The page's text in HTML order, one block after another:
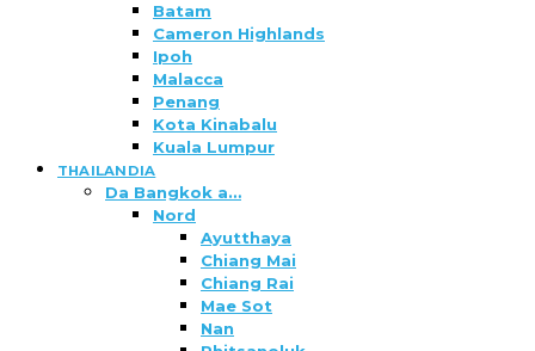
Batam
Cameron Highlands
Ipoh
Malacca
Penang
Kota Kinabalu
Kuala Lumpur
THAILANDIA
Da Bangkok a…
Nord
Ayutthaya
Chiang Mai
Chiang Rai
Mae Sot
Nan